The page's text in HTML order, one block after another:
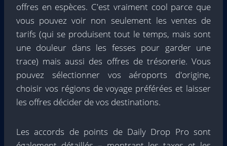
offres en espèces. C'est vraiment cool parce que
vous pouvez voir non seulement les ventes de
tarifs (qui se produisent tout le temps, mais sont
une douleur dans les fesses pour garder une
trace) mais aussi des offres de trésorerie. Vous
pouvez sélectionner vos aéroports d'origine,
choisir vos régions de voyage préférées et laisser
les offres décider de vos destinations.
Les accords de points de Daily Drop Pro sont